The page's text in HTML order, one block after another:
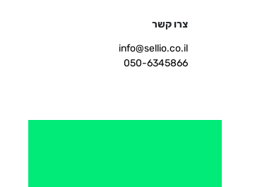
צרו קשר
info@sellio.co.il
050-6345866